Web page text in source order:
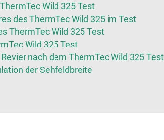
Wild 325 Test
des ThermTec Wild 325 im Test
ThermTec Wild 325 Test
Wild 325 Test
nach dem ThermTec Wild 325 Test
der Sehfeldbreite